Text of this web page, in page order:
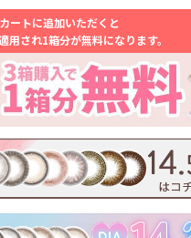
ートに追加いただくと
用され1箱分が無料になります。